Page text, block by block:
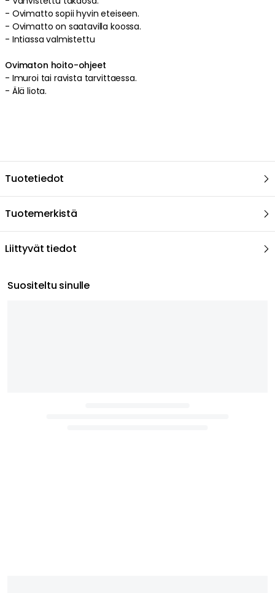
- Ovimatto sopii hyvin eteiseen.
- Ovimatto on saatavilla koossa.
- Intiassa valmistettu
Ovimaton hoito-ohjeet
- Imuroi tai ravista tarvittaessa.
- Älä liota.
Tuotetiedot
Tuotemerkistä
Liittyvät tiedot
Suositeltu sinulle